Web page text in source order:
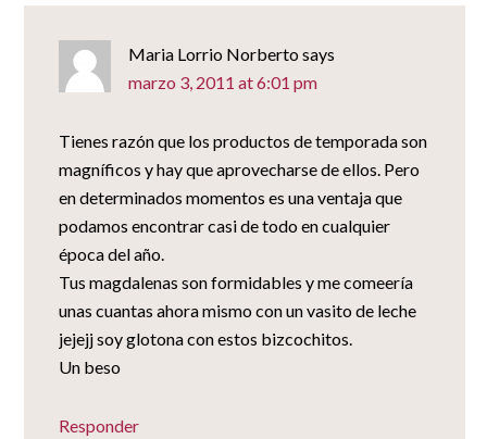
Maria Lorrio Norbertosays
marzo 3, 2011 at 6:01 pm
Tienes razón que los productos de temporada son
magníficos y hay que aprovecharse de ellos. Pero
en determinados momentos es una ventaja que
podamos encontrar casi de todo en cualquier
época del año.
Tus magdalenas son formidables y me comeería
unas cuantas ahora mismo con un vasito de leche
jejejj soy glotona con estos bizcochitos.
Un beso
Responder